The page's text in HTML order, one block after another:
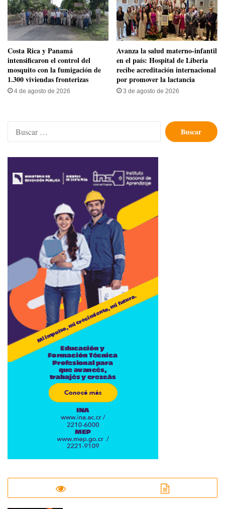
Costa Rica y Panamá
intensificaron el control del
mosquito con la fumigación de
1.300 viviendas fronterizas
4 de agosto de 2026
Avanza la salud materno-infantil
en el país: Hospital de Liberia
recibe acreditación internacional
por promover la lactancia
3 de agosto de 2026
Buscar: